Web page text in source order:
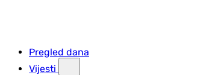
Pregled dana
Vijesti